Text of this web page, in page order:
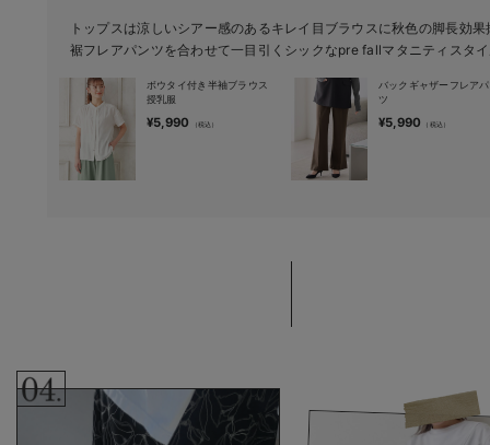
トップスは涼しいシアー感のあるキレイ目ブラウスに秋色の脚長効果
裾フレアパンツを合わせて一目引くシックなpre fallマタニティスタ
ボウタイ付き半袖ブラウス
授乳服
¥5,990
バックギャザーフレア
ツ
¥5,990